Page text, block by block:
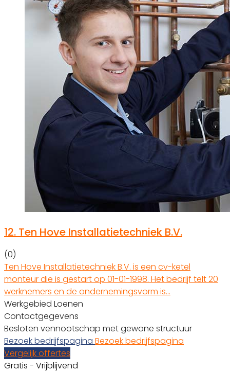
12. Ten Hove Installatietechniek B.V.
(0)
Ten Hove Installatietechniek B.V. is een cv-ketel
monteur die is gestart op 01-01-1998. Het bedrijf telt 20
werknemers en de ondernemingsvorm is…
Werkgebied Loenen
Contactgegevens
Besloten vennootschap met gewone structuur
Bezoek bedrijfspagina Bezoek bedrijfspagina
Vergelijk offertes
Gratis - Vrijblijvend